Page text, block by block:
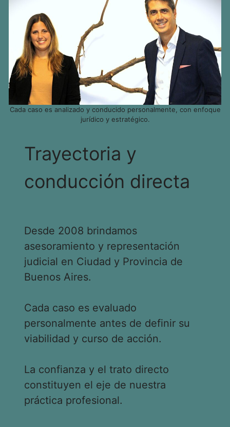
Cada caso es analizado y conducido personalmente, con enfoque
jurídico y estratégico.
Trayectoria y
conducción directa
Desde 2008 brindamos
asesoramiento y representación
judicial en Ciudad y Provincia de
Buenos Aires.
Cada caso es evaluado
personalmente antes de definir su
viabilidad y curso de acción.
La confianza y el trato directo
constituyen el eje de nuestra
práctica profesional.